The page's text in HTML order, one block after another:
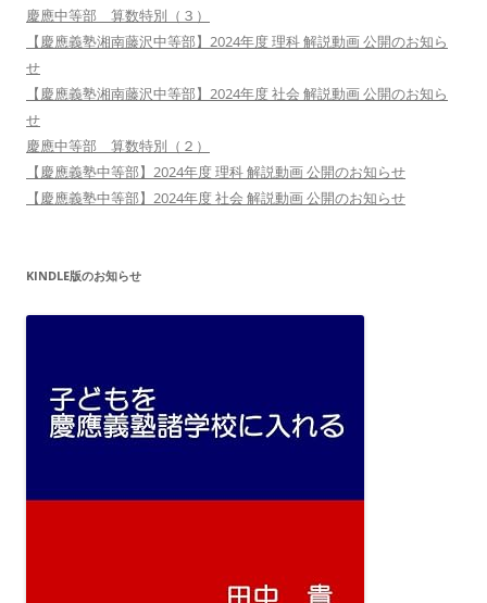
慶應中等部 算数特別（３）
【慶應義塾湘南藤沢中等部】2024年度 理科 解説動画 公開のお知ら
せ
【慶應義塾湘南藤沢中等部】2024年度 社会 解説動画 公開のお知ら
せ
慶應中等部 算数特別（２）
【慶應義塾中等部】2024年度 理科 解説動画 公開のお知らせ
【慶應義塾中等部】2024年度 社会 解説動画 公開のお知らせ
KINDLE版のお知らせ